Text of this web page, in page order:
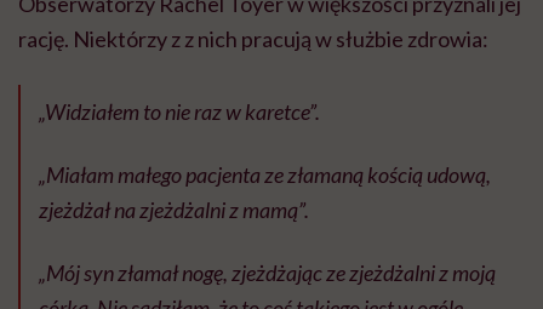
rację. Niektórzy z z nich pracują w służbie zdrowia:
„Widziałem to nie raz w karetce”.
„Miałam małego pacjenta ze złamaną kością udową,
zjeżdżał na zjeżdżalni z mamą”.
„Mój syn złamał nogę, zjeżdżając ze zjeżdżalni z moją